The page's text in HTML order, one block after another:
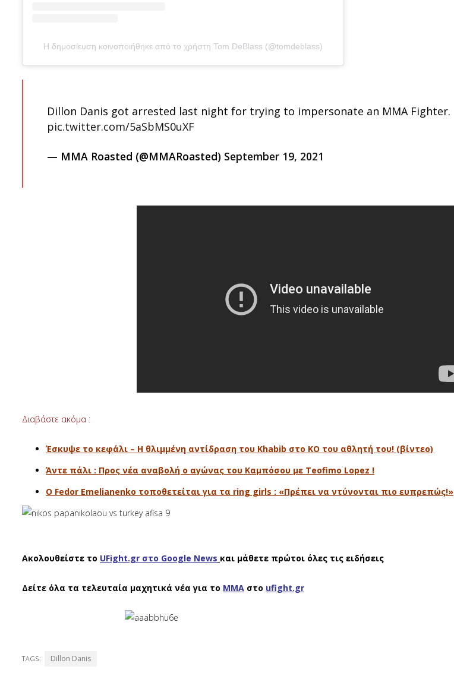
Η δημοσίευση κοινοποιήθηκε από το χρήστη Tom DeBlass (@tomdeblass)
Dillon Danis got arrested last night for trying to impersonate an MMA Fighter.
pic.twitter.com/5aSbMS0uXF
— MMA Roasted (@MMARoasted) September 19, 2021
Διαβάστε ακόμα :
Έσκυψε το κεφάλι – Η θλιμμένη αντίδραση του Khabib στο ΚΟ του αθλητή του! (βίντεο)
Άντε πάλι : Προς νέα αναβολή ο αγώνας του Καμπόσου με Teofimo Lopez !
O Fedor Emelianenko τοποθετείται για τα ring girls : «Πρέπει να ντύνονται πιο ευπρεπώς!»
Ακολουθείστε το UFight.gr στο Google News και μάθετε πρώτοι όλες τις ειδήσεις
Δείτε όλα τα τελευταία μαχητικά νέα για το ΜΜΑ στο ufight.gr
TAGS: Dillon Danis